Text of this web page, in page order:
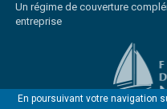
En poursuivant votre navigation
Un régime de couverture
entreprise